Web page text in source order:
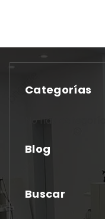
Categorías
No hay categorías
Blog
Buscar